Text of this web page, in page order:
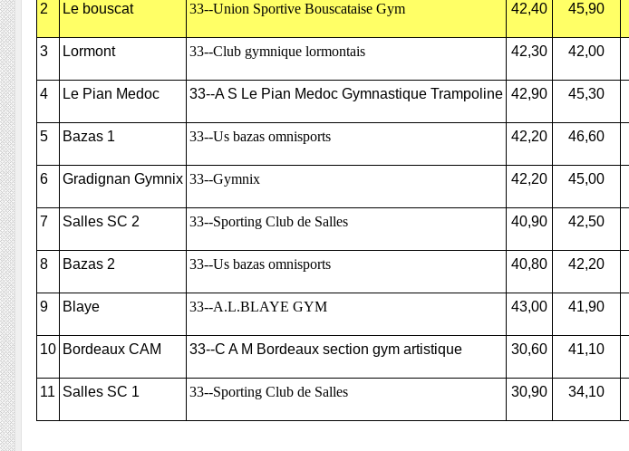
2 Le bouscat 33--Union Sportive Bouscataise Gym 42,40 45,90
3 Lormont 33--Club gymnique lormontais 42,30 42,00
4 Le Pian Medoc 33--A S Le Pian Medoc Gymnastique Trampoline 42,90 45,30
5 Bazas 1 33--Us bazas omnisports 42,20 46,60
6 Gradignan Gymnix 33--Gymnix 42,20 45,00
7 Salles SC 2 33--Sporting Club de Salles 40,90 42,50
8 Bazas 2 33--Us bazas omnisports 40,80 42,20
9 Blaye 33--A.L.BLAYE GYM 43,00 41,90
10 Bordeaux CAM 33--C A M Bordeaux section gym artistique 30,60 41,10
11 Salles SC 1 33--Sporting Club de Salles 30,90 34,10